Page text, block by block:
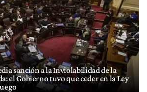
sanción a la Inviolabilidad de la
el Gobierno tuvo que ceder en la Ley